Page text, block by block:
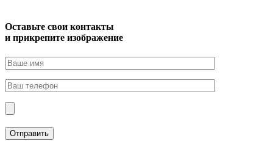
Оставьте свои контакты
и прикрепите изображение